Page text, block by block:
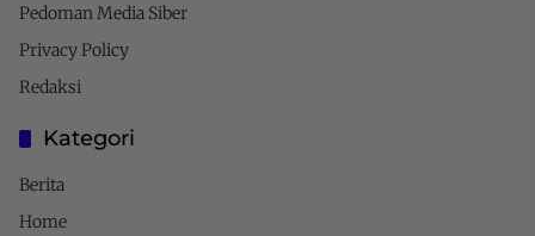
Pedoman Media Siber
Privacy Policy
Redaksi
Kategori
Berita
Home